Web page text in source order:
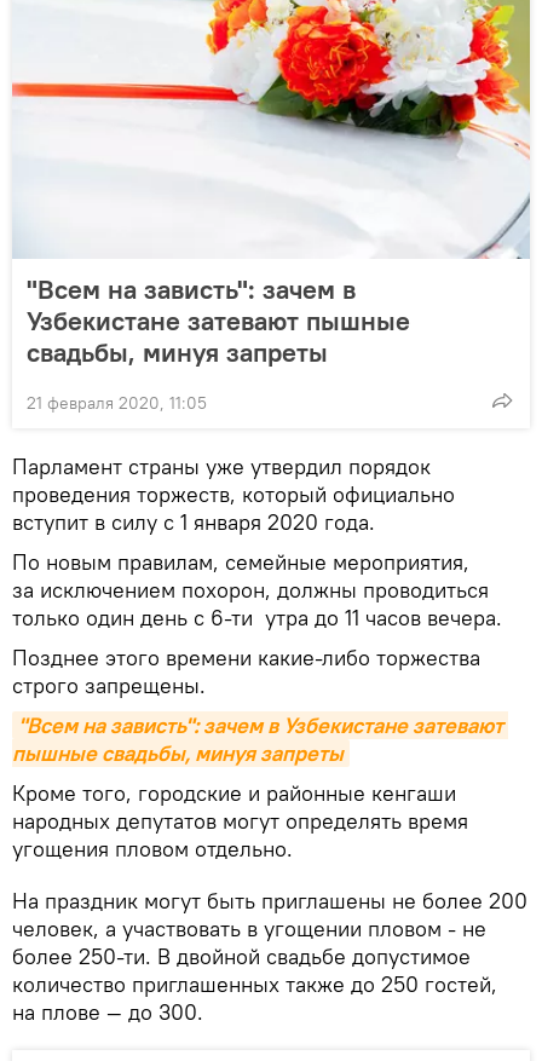
"Всем на зависть": зачем в
Узбекистане затевают пышные
свадьбы, минуя запреты
21 февраля 2020, 11:05
Парламент страны уже утвердил порядок
проведения торжеств, который официально
вступит в силу с 1 января 2020 года.
По новым правилам, семейные мероприятия,
за исключением похорон, должны проводиться
только один день с 6-ти утра до 11 часов вечера.
Позднее этого времени какие-либо торжества
строго запрещены.
"Всем на зависть": зачем в Узбекистане затевают
пышные свадьбы, минуя запреты
Кроме того, городские и районные кенгаши
народных депутатов могут определять время
угощения пловом отдельно.
На праздник могут быть приглашены не более 200
человек, а участвовать в угощении пловом - не
более 250-ти. В двойной свадьбе допустимое
количество приглашенных также до 250 гостей,
на плове — до 300.